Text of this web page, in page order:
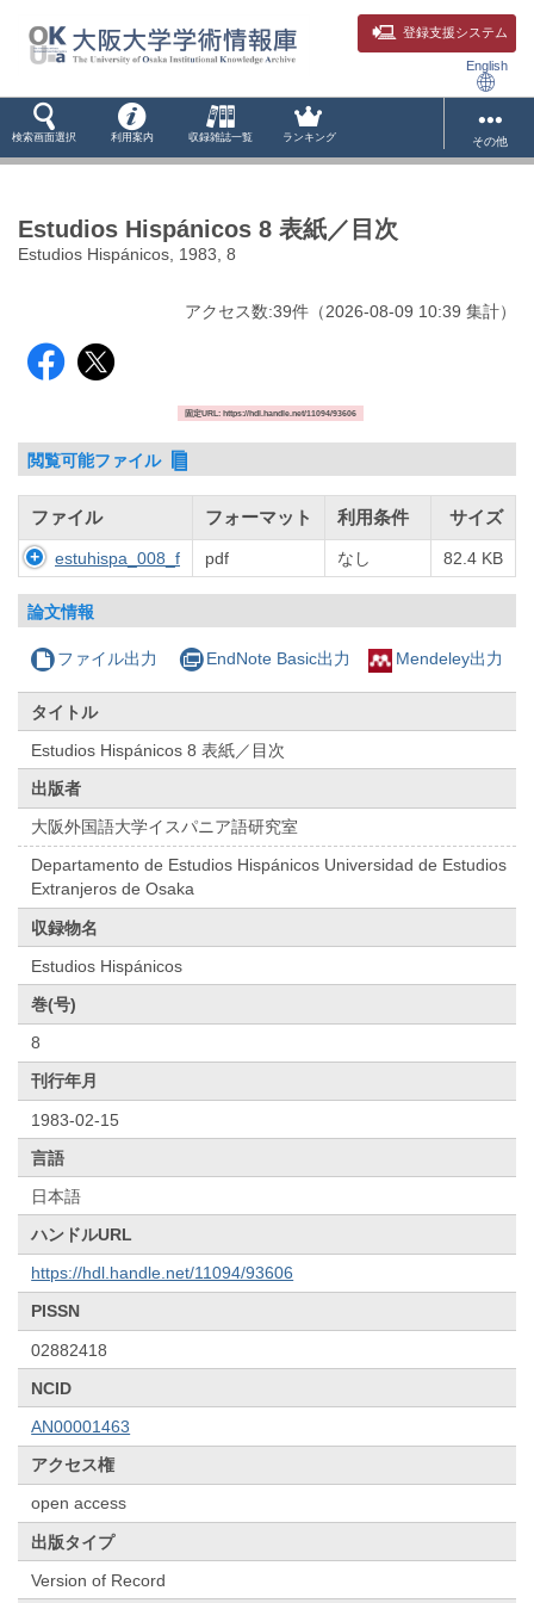
登録支援システム
English
検索画面選択 利用案内 収録雑誌一覧 ランキング その他
Estudios Hispánicos 8 表紙／目次
Estudios Hispánicos, 1983, 8
アクセス数:39件 （2026-08-09 10:39 集計）
固定URL: https://hdl.handle.net/11094/93606
閲覧可能ファイル
ファイル フォーマット 利用条件 サイズ
estuhispa_008_f pdf なし 82.4 KB
論文情報
ファイル出力 EndNote Basic出力 Mendeley出力
タイトル
Estudios Hispánicos 8 表紙／目次
出版者
大阪外国語大学イスパニア語研究室
Departamento de Estudios Hispánicos Universidad de Estudios
Extranjeros de Osaka
収録物名
Estudios Hispánicos
巻(号)
8
刊行年月
1983-02-15
言語
日本語
ハンドルURL
https://hdl.handle.net/11094/93606
PISSN
02882418
NCID
AN00001463
アクセス権
open access
出版タイプ
Version of Record